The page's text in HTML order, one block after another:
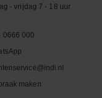
- vrijdag 7 - 18 uur
0666 000
maken